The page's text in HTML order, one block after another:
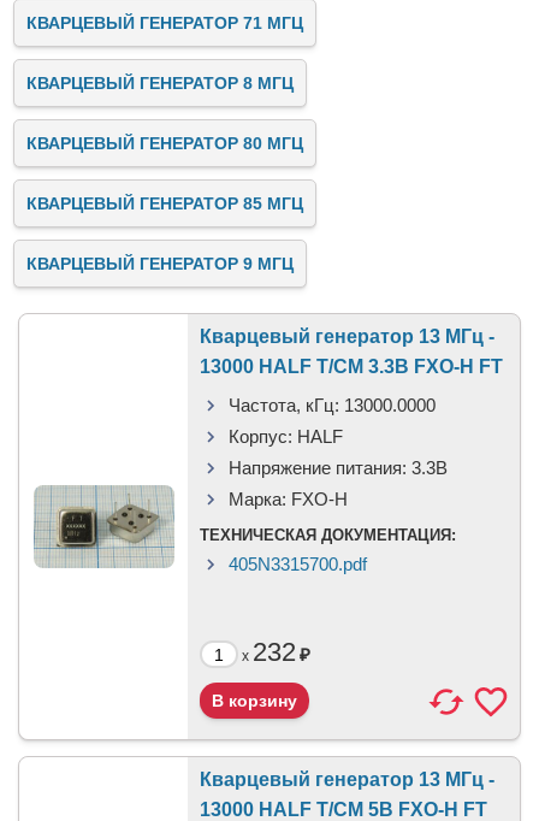
КВАРЦЕВЫЙ ГЕНЕРАТОР 71 МГЦ
КВАРЦЕВЫЙ ГЕНЕРАТОР 8 МГЦ
КВАРЦЕВЫЙ ГЕНЕРАТОР 80 МГЦ
КВАРЦЕВЫЙ ГЕНЕРАТОР 85 МГЦ
КВАРЦЕВЫЙ ГЕНЕРАТОР 9 МГЦ
Кварцевый генератор 13 МГц -
13000 HALF T/CM 3.3В FXO-H FT
Частота, кГц: 13000.0000
Корпус: HALF
Напряжение питания: 3.3В
Марка: FXO-H
ТЕХНИЧЕСКАЯ ДОКУМЕНТАЦИЯ:
405N3315700.pdf
x 232₽
Кварцевый генератор 13 МГц -
13000 HALF T/CM 5В FXO-H FT